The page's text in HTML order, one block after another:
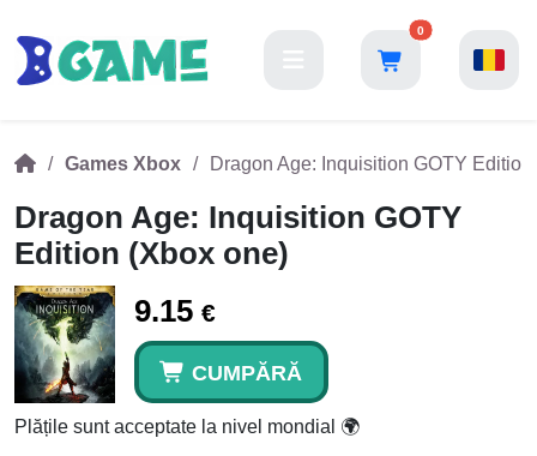
0
Games Xbox Dragon Age: Inquisition GOTY
Dragon Age: Inquisition GOTY
Edition (Xbox one)
9.15 €
CUMPĂRĂ
Plățile sunt acceptate la nivel mondial 🌍